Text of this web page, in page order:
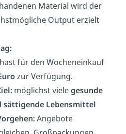
Material wird der
Output erzielt
für den Wocheneinkauf
zur Verfügung.
möglichst vielegesunde
sättigende Lebensmittel
Angebote